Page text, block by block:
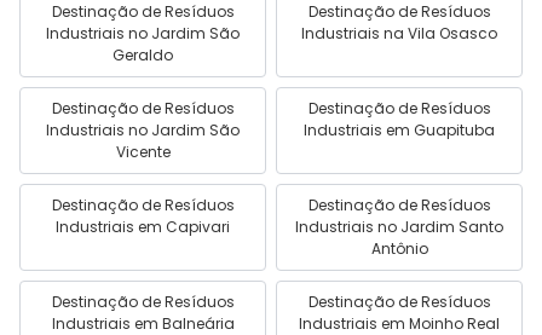
Destinação de Resíduos
Industriais no Jardim São
Geraldo
Destinação de Resíduos
Industriais na Vila Osasco
Destinação de Resíduos
Industriais no Jardim São
Vicente
Destinação de Resíduos
Industriais em Guapituba
Destinação de Resíduos
Industriais em Capivari
Destinação de Resíduos
Industriais no Jardim Santo
Antônio
Destinação de Resíduos
Industriais em Balneária
Destinação de Resíduos
Industriais em Moinho Real